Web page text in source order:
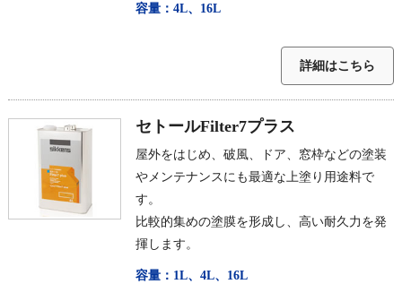
容量：4L、16L
詳細はこちら
セトールFilter7プラス
屋外をはじめ、破風、ドア、窓枠などの塗装
やメンテナンスにも最適な上塗り用途料で
す。
比較的集めの塗膜を形成し、高い耐久力を発
揮します。
容量：1L、4L、16L